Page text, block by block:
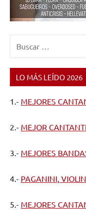
LO MÁS LEÍDO 2026
1.- MEJORES
2.- MEJOR
3.- MEJORES
4.- PAGANINI,
5.- MEJORES